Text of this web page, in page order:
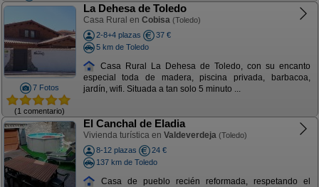
7 Fotos
(1 comentario)
La Dehesa de Toledo
Casa Rural en Cobisa (Toledo)
2-8+4 plazas
37 €
5 km de Toledo
Casa Rural La Dehesa de Toledo, con su encanto
especial toda de madera, piscina privada, barbacoa,
jardín, wifi. Situada a tan solo 5 minuto ...
El Canchal de Eladia
Vivienda turística en Valdeverdeja (Toledo)
8-12 plazas
24 €
137 km de Toledo
Casa de pueblo recién reformada, respetando el